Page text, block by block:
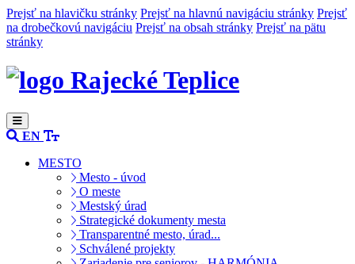
Prejsť na hlavičku stránky Prejsť na hlavnú navigáciu stránky Prejsť
na drobečkovú navigáciu Prejsť na obsah stránky Prejsť na pätu
stránky
Rajecké Teplice
EN
MESTO
Mesto - úvod
O meste
Mestský úrad
Strategické dokumenty mesta
Transparentné mesto, úrad...
Schválené projekty